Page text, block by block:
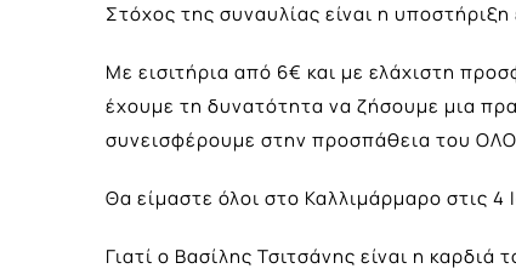
Στόχος της συναυλίας είναι η
Με εισιτήρια από 6€ και με ελάχιστη
έχουμε τη δυνατότητα να ζήσουμε μια
συνεισφέρουμε στην προσπάθεια του
Θα είμαστε όλοι στο Καλλιμάρμαρο στις 4
Γιατί ο Βασίλης Τσιτσάνης είναι η